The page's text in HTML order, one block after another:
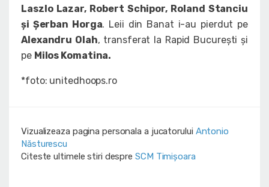
Laszlo Lazar, Robert Schipor, Roland Stanciu
și Șerban Horga. Leii din Banat i-au pierdut pe
Alexandru Olah, transferat la Rapid București și
pe Milos Komatina.
*foto: unitedhoops.ro
Vizualizeaza pagina personala a jucatorului Antonio
Năsturescu
Citeste ultimele stiri despre SCM Timișoara